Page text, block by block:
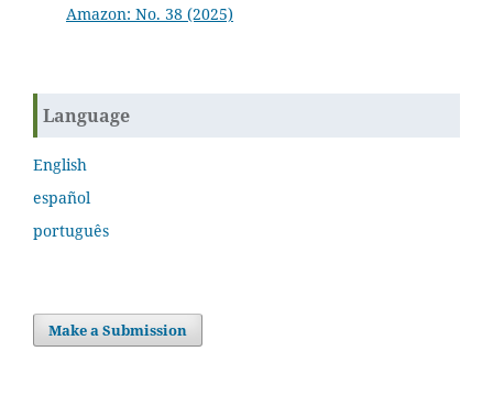
Amazon: No. 38 (2025)
Language
English
español
português
Make a Submission